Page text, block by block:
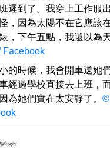
遲到了。我穿上工作服
，因為太陽不在它應該
，下午五點，我還以為
Facebook
的時候，我會開車送她
經過學校直接去上班，
為她們實在太安靜了。 ©